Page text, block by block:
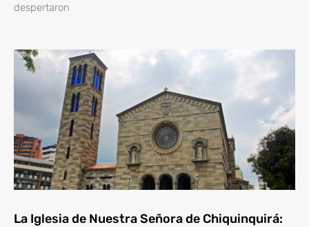
despertaron
La Iglesia de Nuestra Señora de Chiquinquirá: